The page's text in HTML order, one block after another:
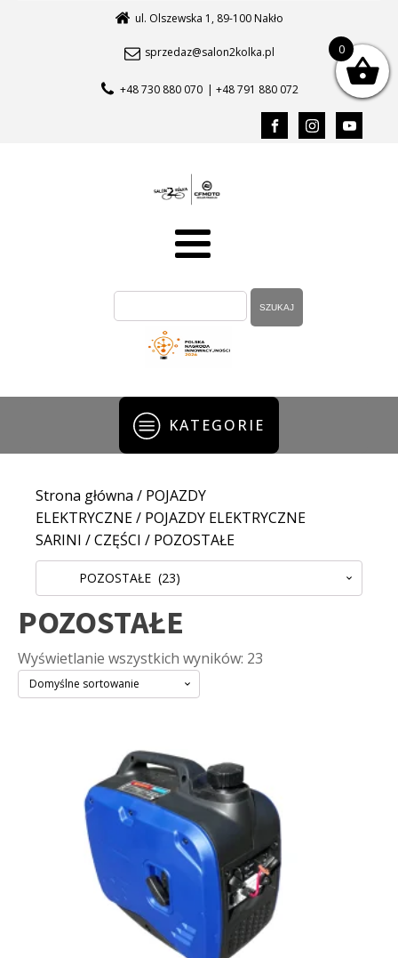
ul. Olszewska 1, 89-100 Nakło
sprzedaz@salon2kolka.pl
+48 730 880 070 | +48 791 880 072
KATEGORIE
Strona główna / POJAZDY
ELEKTRYCZNE/ POJAZDY ELEKTRYCZNE
SARINI /CZĘŚCI / POZOSTAŁE
POZOSTAŁE (23)
POZOSTAŁE
Wyświetlanie wszystkich wyników: 23
0